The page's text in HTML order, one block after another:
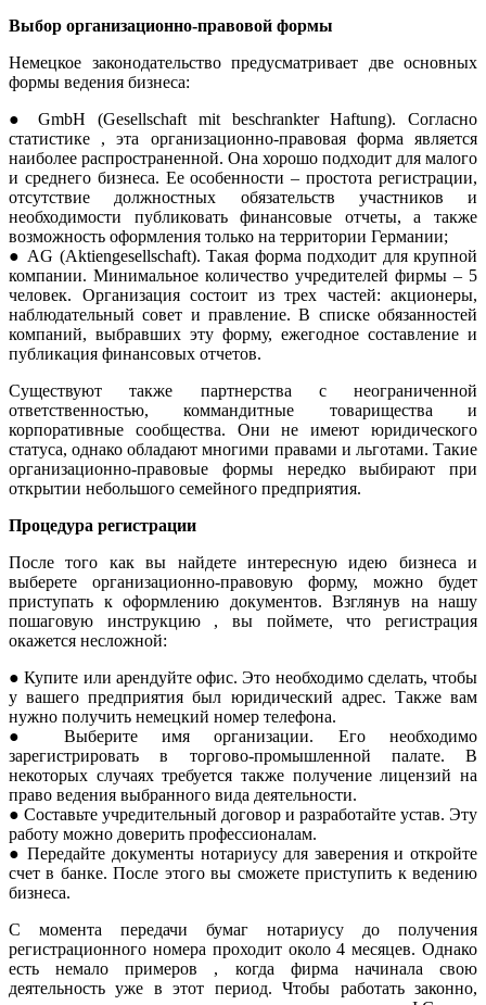
Выбор организационно-правовой формы
Немецкое законодательство предусматривает две основных
формы ведения бизнеса:
● GmbH (Gesellschaft mit beschrankter Haftung). Согласно
статистике , эта организационно-правовая форма является
наиболее распространенной. Она хорошо подходит для малого
и среднего бизнеса. Ее особенности – простота регистрации,
отсутствие должностных обязательств участников и
необходимости публиковать финансовые отчеты, а также
возможность оформления только на территории Германии;
● AG (Aktiengesellschaft). Такая форма подходит для крупной
компании. Минимальное количество учредителей фирмы – 5
человек. Организация состоит из трех частей: акционеры,
наблюдательный совет и правление. В списке обязанностей
компаний, выбравших эту форму, ежегодное составление и
публикация финансовых отчетов.
Существуют также партнерства с неограниченной
ответственностью, коммандитные товарищества и
корпоративные сообщества. Они не имеют юридического
статуса, однако обладают многими правами и льготами. Такие
организационно-правовые формы нередко выбирают при
открытии небольшого семейного предприятия.
Процедура регистрации
После того как вы найдете интересную идею бизнеса и
выберете организационно-правовую форму, можно будет
приступать к оформлению документов. Взглянув на нашу
пошаговую инструкцию , вы поймете, что регистрация
окажется несложной:
● Купите или арендуйте офис. Это необходимо сделать, чтобы
у вашего предприятия был юридический адрес. Также вам
нужно получить немецкий номер телефона.
● Выберите имя организации. Его необходимо
зарегистрировать в торгово-промышленной палате. В
некоторых случаях требуется также получение лицензий на
право ведения выбранного вида деятельности.
● Составьте учредительный договор и разработайте устав. Эту
работу можно доверить профессионалам.
● Передайте документы нотариусу для заверения и откройте
счет в банке. После этого вы сможете приступить к ведению
бизнеса.
С момента передачи бумаг нотариусу до получения
регистрационного номера проходит около 4 месяцев. Однако
есть немало примеров , когда фирма начинала свою
деятельность уже в этот период. Чтобы работать законно,